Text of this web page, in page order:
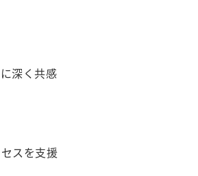
深く共感
スを支援